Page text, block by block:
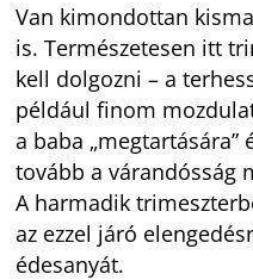
Van kimondottan
is. Természetesen itt
kell dolgozni – a
például finom
a baba „megtartására”
tovább a várandósság
A harmadik
az ezzel járó
édesanyát.